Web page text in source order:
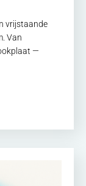
vrijstaande
Van
—